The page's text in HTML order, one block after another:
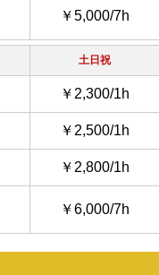
￥5,000/7h
土日祝
￥2,300/1h
￥2,500/1h
￥2,800/1h
￥6,000/7h